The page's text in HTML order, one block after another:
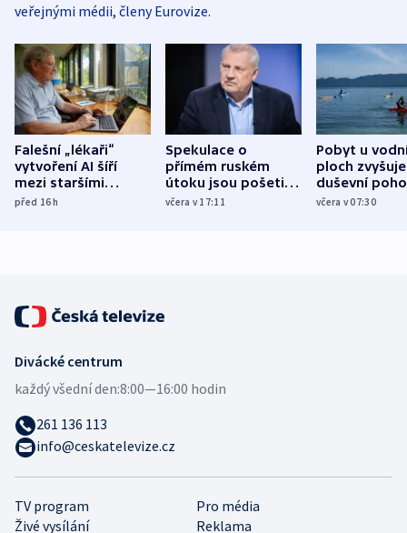
veřejnými médii, členy Eurovize.
Falešní „lékaři“
vytvoření AI šíří
mezi staršími
Poláky nebezpečné
před 16h
Spekulace o
přímém ruském
útoku jsou pošetilé,
míní estonský
včera v 17:11
Pobyt u
ploch zvyšuje
duševní
ukázala
včera v 07:30
TV program
Pro média
Živé vysílání
Reklama
Divácké centrum
každý všední den:8:00—16:00 hodin
261 136 113
info@ceskatelevize.cz